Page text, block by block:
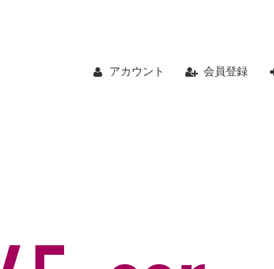
アカウント 会員登録